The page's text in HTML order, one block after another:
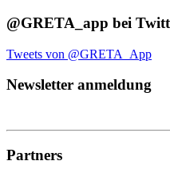
@GRETA_app bei
Tweets von @GRETA_App
Newsletter anmeldung
Partners